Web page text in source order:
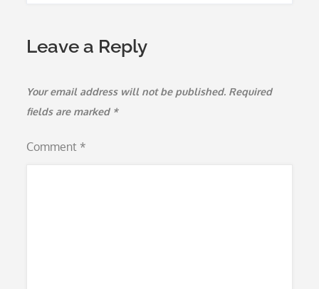
Leave a Reply
Your email address will not be published. Required
fields are marked *
Comment *